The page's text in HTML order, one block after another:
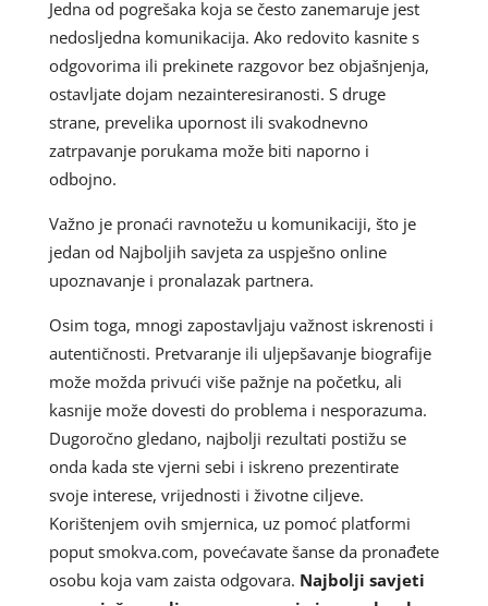
Jedna od pogrešaka koja se često zanemaruje jest
nedosljedna komunikacija. Ako redovito kasnite s
odgovorima ili prekinete razgovor bez objašnjenja,
ostavljate dojam nezainteresiranosti. S druge
strane, prevelika upornost ili svakodnevno
zatrpavanje porukama može biti naporno i
odbojno.
Važno je pronaći ravnotežu u komunikaciji, što je
jedan od Najboljih savjeta za uspješno online
upoznavanje i pronalazak partnera.
Osim toga, mnogi zapostavljaju važnost iskrenosti i
autentičnosti. Pretvaranje ili uljepšavanje biografije
može možda privući više pažnje na početku, ali
kasnije može dovesti do problema i nesporazuma.
Dugoročno gledano, najbolji rezultati postižu se
onda kada ste vjerni sebi i iskreno prezentirate
svoje interese, vrijednosti i životne ciljeve.
Korištenjem ovih smjernica, uz pomoć platformi
poput smokva.com, povećavate šanse da pronađete
osobu koja vam zaista odgovara. Najbolji savjeti